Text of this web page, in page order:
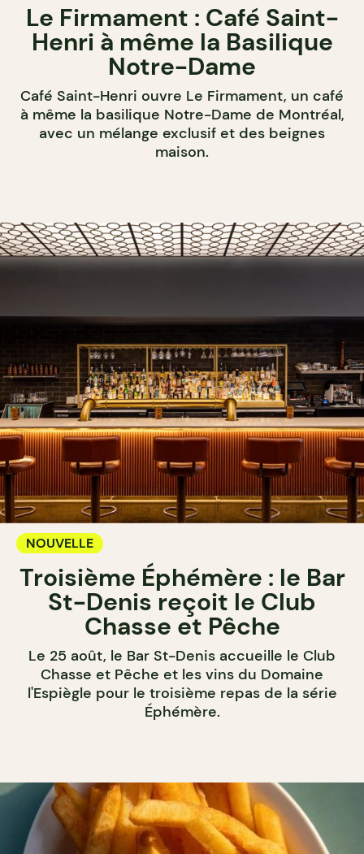
Le Firmament : Café Saint-
Henri à même la Basilique
Notre-Dame
Café Saint-Henri ouvre Le Firmament, un café
à même la basilique Notre-Dame de Montréal,
avec un mélange exclusif et des beignes
maison.
NOUVELLE
Troisième Éphémère : le Bar
St-Denis reçoit le Club
Chasse et Pêche
Le 25 août, le Bar St-Denis accueille le Club
Chasse et Pêche et les vins du Domaine
l'Espiègle pour le troisième repas de la série
Éphémère.